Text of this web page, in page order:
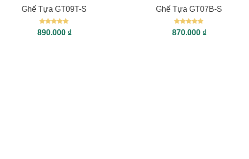
Ghế Tựa GT09T-S
Được xếp
hạng55
890.000 ₫
Ghế Tựa GT07B-S
Được xếp
hạng55
870.000 ₫